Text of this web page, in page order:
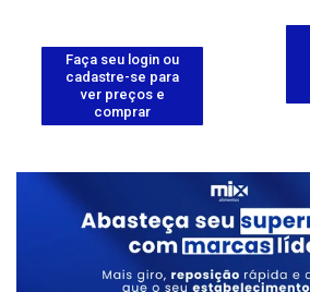
Faça seu login ou
cadastre-se para
ver preços e
comprar